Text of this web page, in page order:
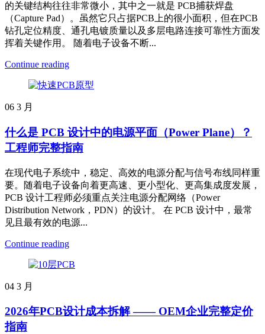
的关键结构往往非常微小，其中之一就是 PCB捕获焊盘
（Capture Pad）。虽然它只占据PCB上的很小面积，但在PCB
钻孔定位精度、通孔电镀质量以及多层电路连接可靠性方面发
挥着关键作用。 随着电子设备不断...
Continue reading
06 3 月
什么是 PCB 设计中的电源平面（Power Plane）？
工程师完整指南
在现代电子系统中，稳定、高效的电源分配与信号布线同样重
要。随着电子设备向着更高速、更小型化、更高集成度发展，
PCB 设计工程师必须重点关注电源分配网络（Power
Distribution Network，PDN）的设计。 在 PCB 设计中，最常
见且最有效的电源...
Continue reading
04 3 月
2026年PCB设计成本拆解 —— OEM企业完整定价
指南